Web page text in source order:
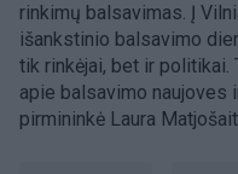
rinkimų balsavimas. Į
išankstinio balsavimo
tik rinkėjai, bet ir politikai.
apie balsavimo naujoves
pirmininkė Laura